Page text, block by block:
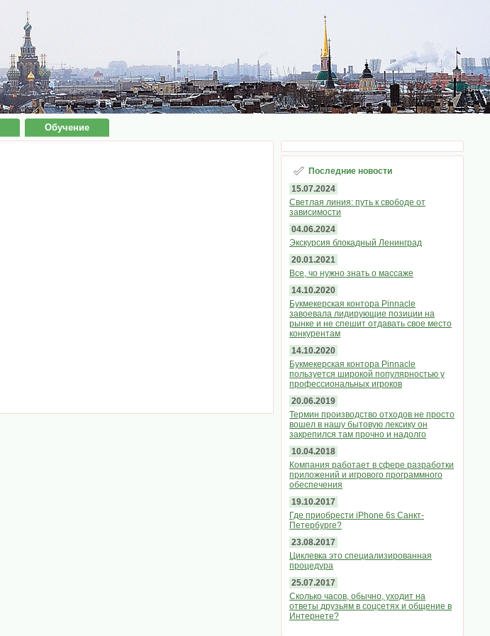
Обучение
Последние новости
15.07.2024
Светлая линия: путь к свободе от
зависимости
04.06.2024
Экскурсия блокадный Ленинград
20.01.2021
Все, чо нужно знать о массаже
14.10.2020
Букмекерская контора Pinnacle
завоевала лидирующие позиции на
рынке и не спешит отдавать свое место
конкурентам
14.10.2020
Букмекерская контора Pinnacle
пользуется широкой популярностью у
профессиональных игроков
20.06.2019
Термин производство отходов не просто
вошел в нашу бытовую лексику он
закрепился там прочно и надолго
10.04.2018
Компания работает в сфере разработки
приложений и игрового программного
обеспечения
19.10.2017
Где приобрести iPhone 6s Санкт-
Петербурге?
23.08.2017
Циклевка это специализированная
процедура
25.07.2017
Сколько часов, обычно, уходит на
ответы друзьям в соцсетях и общение в
Интернете?